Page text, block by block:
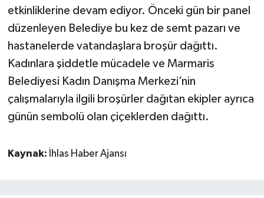
etkinliklerine devam ediyor. Önceki gün bir panel
düzenleyen Belediye bu kez de semt pazarı ve
hastanelerde vatandaşlara broşür dağıttı.
Kadınlara şiddetle mücadele ve Marmaris
Belediyesi Kadın Danışma Merkezi’nin
çalışmalarıyla ilgili broşürler dağıtan ekipler ayrıca
günün sembolü olan çiçeklerden dağıttı.
Kaynak: İhlas Haber Ajansı